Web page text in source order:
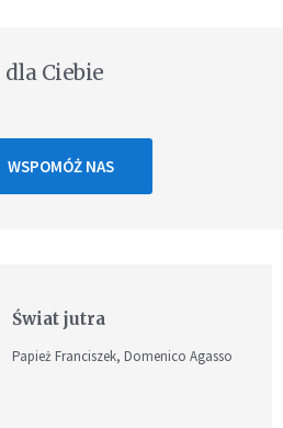
Ciebie
WSPOMÓŻ NAS
Świat jutra
Papież Franciszek, Domenico Agasso